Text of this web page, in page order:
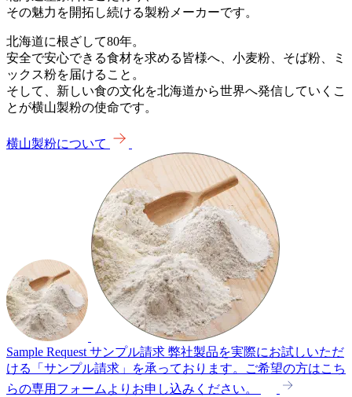
その魅力を開拓し続ける製粉メーカーです。
北海道に根ざして80年。
安全で安心できる食材を求める皆様へ、小麦粉、そば粉、ミ
ックス粉を届けること。
そして、新しい食の文化を北海道から世界へ発信していくこ
とが横山製粉の使命です。
横山製粉について
Sample Request サンプル請求 弊社製品を実際にお試しいただ
ける「サンプル請求」を承っております。ご希望の方はこち
らの専用フォームよりお申し込みください。